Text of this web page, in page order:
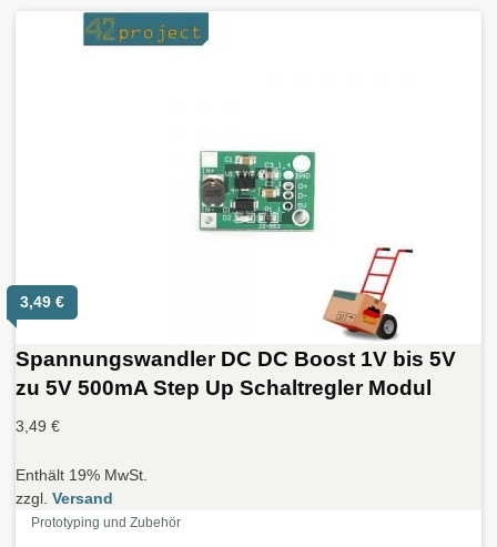
3,49 €
Spannungswandler DC DC Boost 1V bis 5V
zu 5V 500mA Step Up Schaltregler Modul
3,49 €
Enthält 19% MwSt.
zzgl. Versand
Prototyping und Zubehör